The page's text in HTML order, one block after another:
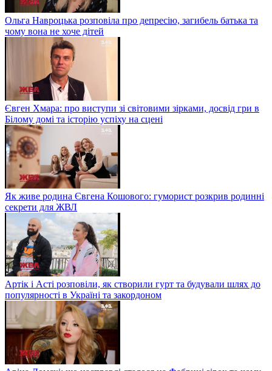
Ольга Навроцька розповіла про депресію, загибель батька та
чому вона не хоче дітей
Євген Хмара: про виступи зі світовими зірками, досвід гри в
Білому домі та історію успіху на сцені
Як живе родина Євгена Кошового: гуморист розкрив родинні
секрети для ЖВЛ
Артік і Асті розповіли, як створили гурт та будували шлях до
популярності в Україні та закордоном